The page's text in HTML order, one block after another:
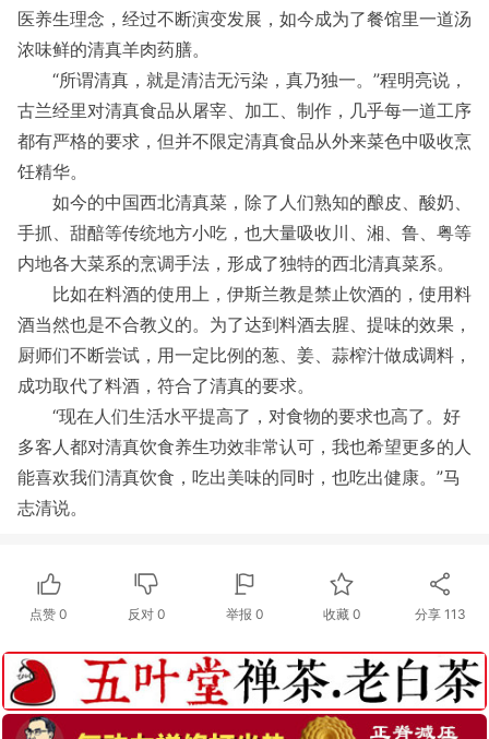
医养生理念，经过不断演变发展，如今成为了餐馆里一道汤
浓味鲜的清真羊肉药膳。
“所谓清真，就是清洁无污染，真乃独一。”程明亮说，
古兰经里对清真食品从屠宰、加工、制作，几乎每一道工序
都有严格的要求，但并不限定清真食品从外来菜色中吸收烹
饪精华。
如今的中国西北清真菜，除了人们熟知的酿皮、酸奶、
手抓、甜醅等传统地方小吃，也大量吸收川、湘、鲁、粤等
内地各大菜系的烹调手法，形成了独特的西北清真菜系。
比如在料酒的使用上，伊斯兰教是禁止饮酒的，使用料
酒当然也是不合教义的。为了达到料酒去腥、提味的效果，
厨师们不断尝试，用一定比例的葱、姜、蒜榨汁做成调料，
成功取代了料酒，符合了清真的要求。
“现在人们生活水平提高了，对食物的要求也高了。好
多客人都对清真饮食养生功效非常认可，我也希望更多的人
能喜欢我们清真饮食，吃出美味的同时，也吃出健康。”马
志清说。
点赞0 反对 0 举报 0 收藏 0 分享 113